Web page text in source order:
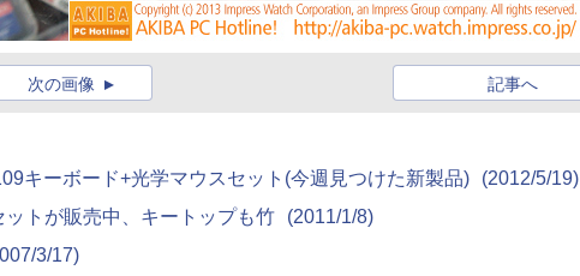
記事へ
次の画像
キーボード+光学マウスセット(今週見つけた新製品)
(2012/5/19)
ットが販売中、キートップも竹
(2011/1/8)
3/17)